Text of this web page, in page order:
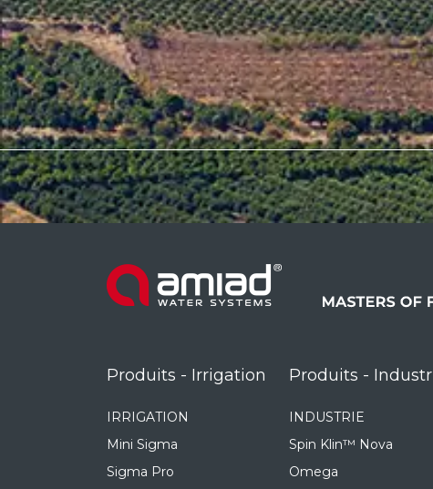
Produits - Irrigation
IRRIGATION
Mini Sigma
Sigma Pro
Produits -
INDUSTRIE
Spin Klin™ Nova
Omega